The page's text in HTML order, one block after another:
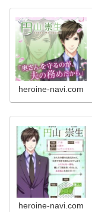
heroine-navi.com
heroine-navi.com